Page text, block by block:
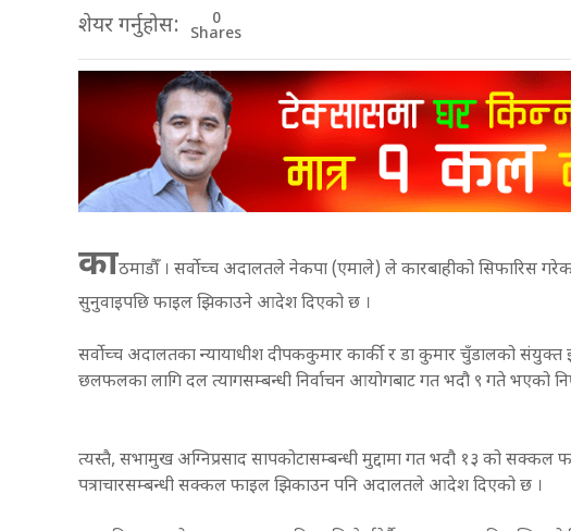
शेयर गर्नुहोस: 0
Shares
काठमाडौँ । सर्वोच्च अदालतले नेकपा (एमाले) ले कारबाहीको सिफारिस
सुनुवाइपछि फाइल झिकाउने आदेश दिएको छ ।
सर्वोच्च अदालतका न्यायाधीश दीपककुमार कार्की र डा कुमार चुँडालको
छलफलका लागि दल त्यागसम्बन्धी निर्वाचन आयोगबाट गत भदौ ९ गते
त्यस्तै, सभामुख अग्निप्रसाद सापकोटासम्बन्धी मुद्दामा गत भदौ १३ को
पत्राचारसम्बन्धी सक्कल फाइल झिकाउन पनि अदालतले आदेश दिएको छ ।